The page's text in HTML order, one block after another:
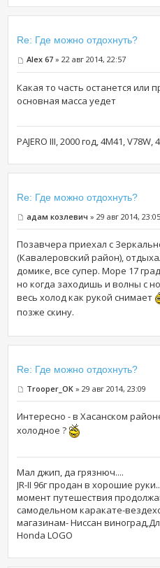
Re: Где можно отдохнуть?
Alex 67 » 22 авг 2014, 22:57
Какая то часть останется или
основная масса уедет
PAJERO III, 2000 год, 4М41, V78W,
Re: Где можно отдохнуть?
адам козлевич » 29 авг 2014, 23:05
Позавчера приехал с
(Кавалеровский район),
домике, все супер. Море 17
но когда заходишь и волны с
весь холод как рукой снимает
позже скину.
Re: Где можно отдохнуть?
Trooper_OK » 29 авг 2014, 23:09
Интересно - в Хасанском
холодное ?
Мал джип, да грязнюч....
JR-II 96г продан в хорошие
момент путешествия
самодельном каракате-
магазинам- Ниссан
Honda LOGO